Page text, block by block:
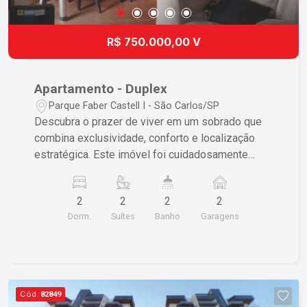
que continuamente se valoriza. Agende sua visita
R$ 750.000,00 V
Apartamento - Duplex
Parque Faber Castell I - São Carlos/SP
Descubra o prazer de viver em um sobrado que
combina exclusividade, conforto e localização
estratégica. Este imóvel foi cuidadosamente
qualidade de vida no seu dia a dia.
Características do Imóvel 2 suítes espaçosas
garantindo privacidade e conforto para toda
para conviver e relaxar 2 vagas de garagem
cobertas proporcionando segurança para seus
2
Dorm.
2
Suítes
2
Banho
2
Garagens
Cód. 82849